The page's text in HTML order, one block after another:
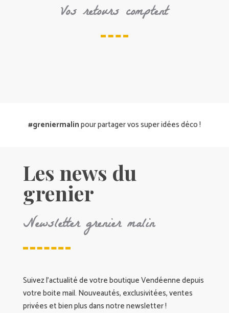
Vos retours comptent
#greniermalinpour partager vos super idées déco !
Les news du
grenier
Newsletter grenier malin
Suivez l’actualité de votre boutique Vendéenne depuis
votre boite mail. Nouveautés, exclusivitées, ventes
privées et bien plus dans notre newsletter !